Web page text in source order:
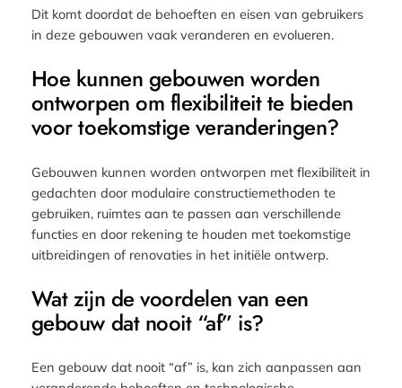
Dit komt doordat de behoeften en eisen van gebruikers
in deze gebouwen vaak veranderen en evolueren.
Hoe kunnen gebouwen worden
ontworpen om flexibiliteit te bieden
voor toekomstige veranderingen?
Gebouwen kunnen worden ontworpen met flexibiliteit in
gedachten door modulaire constructiemethoden te
gebruiken, ruimtes aan te passen aan verschillende
functies en door rekening te houden met toekomstige
uitbreidingen of renovaties in het initiële ontwerp.
Wat zijn de voordelen van een
gebouw dat nooit “af” is?
Een gebouw dat nooit “af” is, kan zich aanpassen aan